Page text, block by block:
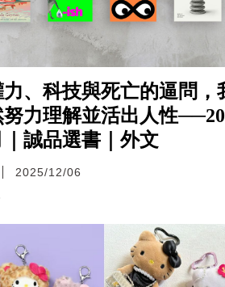
力、科技與死亡的逼問，
力理解並活出人性
｜誠品選書｜外文
2025/12/06